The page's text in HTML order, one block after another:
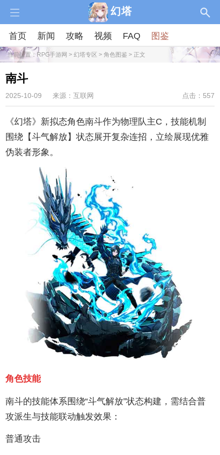
幻塔
首页 新闻 攻略 视频 FAQ 图鉴
当前位置：RPG手游网 > 幻塔专区 > 角色图鉴 > 正文
南斗
2025-10-09 来源：互联网 点击：557
《幻塔》新拟态角色南斗作为物理队主C，技能机制
围绕【斗气解放】状态展开复杂连招，立绘展现优雅
伪装者形象。
角色技能
南斗的技能体系围绕“斗气解放”状态构建，需结合普
攻派生与技能联动触发效果：‌
普通攻击‌